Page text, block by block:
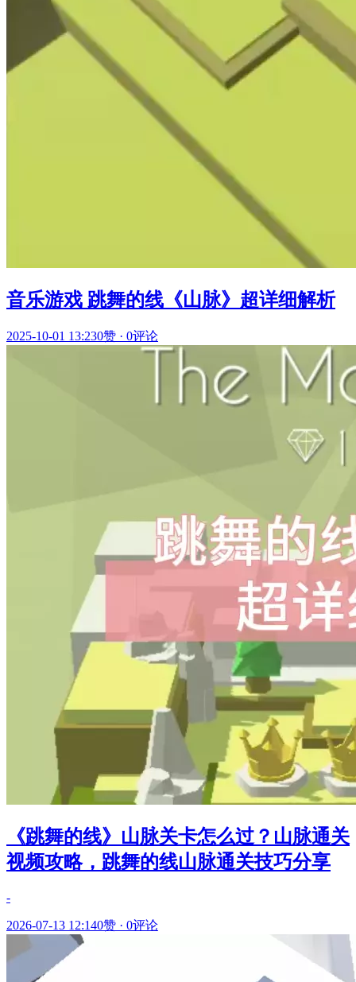
音乐游戏 跳舞的线《山脉》超详细解析
2025-10-01 13:230赞 · 0评论
《跳舞的线》山脉关卡怎么过？山脉通关
视频攻略，跳舞的线山脉通关技巧分享
-
2026-07-13 12:140赞 · 0评论